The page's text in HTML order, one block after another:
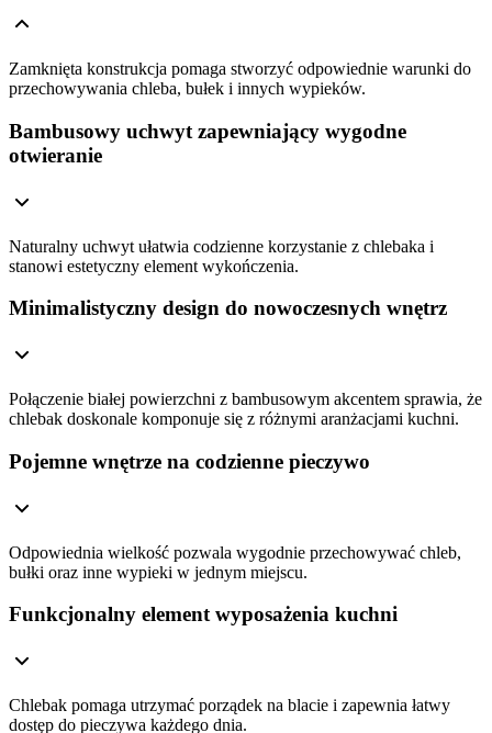
Zamknięta konstrukcja pomaga stworzyć odpowiednie warunki do
przechowywania chleba, bułek i innych wypieków.
Bambusowy uchwyt zapewniający wygodne
otwieranie
Naturalny uchwyt ułatwia codzienne korzystanie z chlebaka i
stanowi estetyczny element wykończenia.
Minimalistyczny design do nowoczesnych wnętrz
Połączenie białej powierzchni z bambusowym akcentem sprawia, że
chlebak doskonale komponuje się z różnymi aranżacjami kuchni.
Pojemne wnętrze na codzienne pieczywo
Odpowiednia wielkość pozwala wygodnie przechowywać chleb,
bułki oraz inne wypieki w jednym miejscu.
Funkcjonalny element wyposażenia kuchni
Chlebak pomaga utrzymać porządek na blacie i zapewnia łatwy
dostęp do pieczywa każdego dnia.